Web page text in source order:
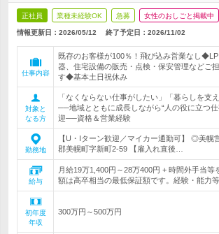
正社員 業種未経験OK 急募 女性のおしごと掲載中
情報更新日：2026/05/12 終了予定日： 2026/11/02
仕事内容
既存のお客様が100％！飛び込み営業なし
器、住宅設備の販売・点検・保安管理などご
す◆基本土日祝休み
対象と
なる方
「なくならない仕事がしたい」「暮らしを支
──地域とともに成長しながら“人の役に立つ
迎──資格＆営業経験
勤務地
【U・Iターン歓迎／マイカー通勤可】 ◎美幌
郡美幌町字新町2-59 【雇入れ直後…
給与
月給19万1,400円～28万400円 + 時間外手当
額は高卒相当の最低保証額です。経験・能力
初年度
年収
300万円～500万円